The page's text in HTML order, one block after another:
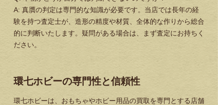
A: 真贋の判定は専門的な知識が必要です。当店では長年の経
験を持つ査定士が、造形の精度や材質、全体的な作りから総合
的に判断いたします。疑問がある場合は、まず査定にお持ちく
ださい。
環七ホビーの専門性と信頼性
環七ホビーは、おもちゃやホビー用品の買取を専門とする店舗